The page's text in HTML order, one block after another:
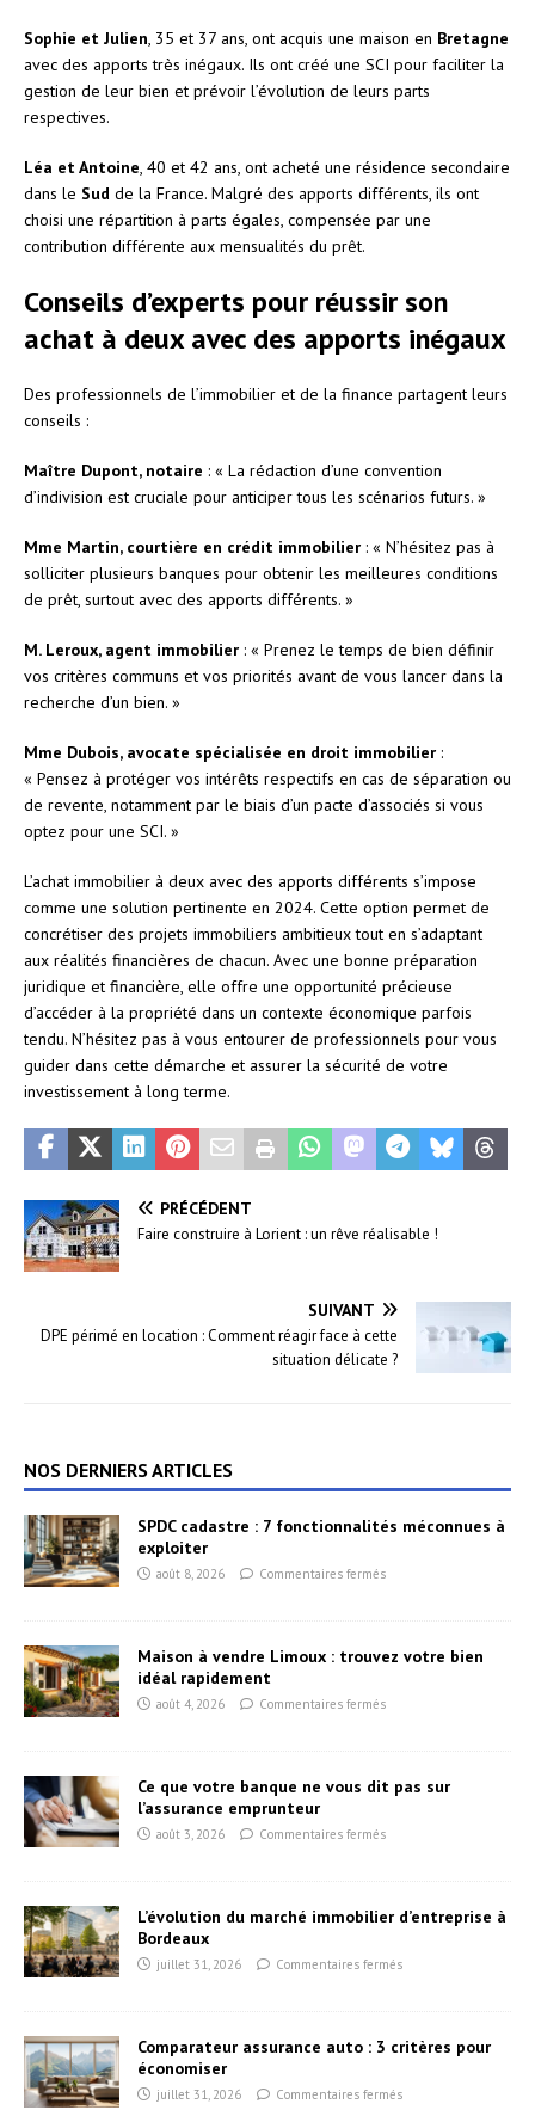
Sophie et Julien , 35 et 37 ans, ont acquis une maison en Bretagne
avec des apports très inégaux. Ils ont créé une SCI pour faciliter la
gestion de leur bien et prévoir l’évolution de leurs parts
respectives.
Léa et Antoine , 40 et 42 ans, ont acheté une résidence secondaire
dans le Sud de la France. Malgré des apports différents, ils ont
choisi une répartition à parts égales, compensée par une
contribution différente aux mensualités du prêt.
Conseils d’experts pour réussir son
achat à deux avec des apports inégaux
Des professionnels de l’immobilier et de la finance partagent leurs
conseils :
Maître Dupont, notaire : « La rédaction d’une convention
d’indivision est cruciale pour anticiper tous les scénarios futurs. »
Mme Martin, courtière en crédit immobilier : « N’hésitez pas à
solliciter plusieurs banques pour obtenir les meilleures conditions
de prêt, surtout avec des apports différents. »
M. Leroux, agent immobilier : « Prenez le temps de bien définir
vos critères communs et vos priorités avant de vous lancer dans la
recherche d’un bien. »
Mme Dubois, avocate spécialisée en droit immobilier :
« Pensez à protéger vos intérêts respectifs en cas de séparation ou
de revente, notamment par le biais d’un pacte d’associés si vous
optez pour une SCI. »
L’achat immobilier à deux avec des apports différents s’impose
comme une solution pertinente en 2024. Cette option permet de
concrétiser des projets immobiliers ambitieux tout en s’adaptant
aux réalités financières de chacun. Avec une bonne préparation
juridique et financière, elle offre une opportunité précieuse
d’accéder à la propriété dans un contexte économique parfois
tendu. N’hésitez pas à vous entourer de professionnels pour vous
guider dans cette démarche et assurer la sécurité de votre
investissement à long terme.
PRÉCÉDENT
Faire construire à Lorient : un rêve réalisable !
SUIVANT
DPE périmé en location : Comment réagir face à cette
situation délicate ?
NOS DERNIERS ARTICLES
SPDC cadastre : 7 fonctionnalités méconnues à
exploiter
août 8, 2026 Commentaires fermés
Maison à vendre Limoux : trouvez votre bien
idéal rapidement
août 4, 2026 Commentaires fermés
Ce que votre banque ne vous dit pas sur
l’assurance emprunteur
août 3, 2026 Commentaires fermés
L’évolution du marché immobilier d’entreprise à
Bordeaux
juillet 31, 2026 Commentaires fermés
Comparateur assurance auto : 3 critères pour
économiser
juillet 31, 2026 Commentaires fermés